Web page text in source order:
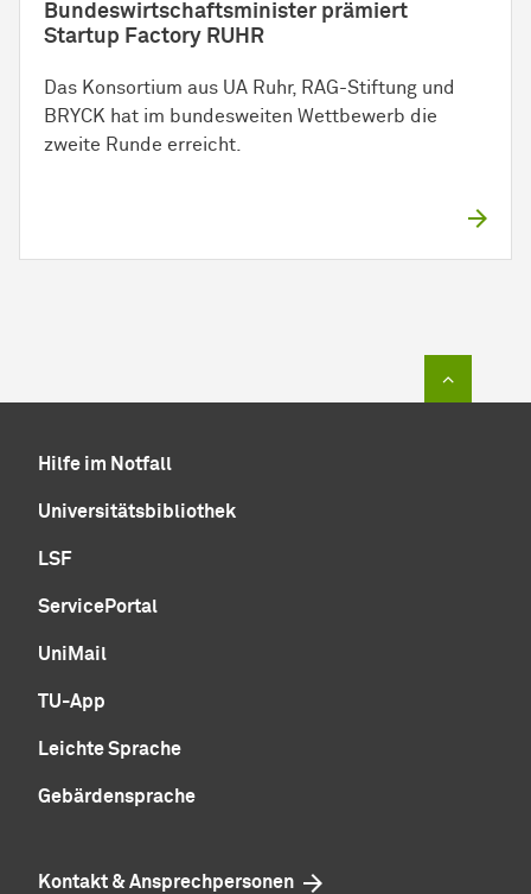
Bundeswirtschaftsminister prämiert
Startup Factory RUHR
Das Konsortium aus UA Ruhr, RAG-Stiftung und
BRYCK hat im bundesweiten Wettbewerb die
zweite Runde erreicht.
Hilfe im Notfall
Universitätsbibliothek
LSF
ServicePortal
UniMail
TU-App
Leichte Sprache
Gebärdensprache
Kontakt & Ansprechpersonen